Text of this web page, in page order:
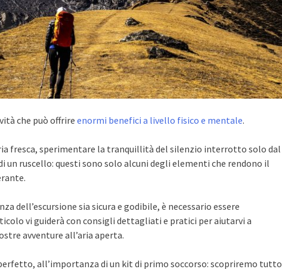
che può offrire enormi benefici a livello fisico e mentale.
fresca, sperimentare la tranquillità del silenzio interrotto solo dal
un ruscello: questi sono solo alcuni degli elementi che rendono il
dell’escursione sia sicura e godibile, è necessario essere
vi guiderà con consigli dettagliati e pratici per aiutarvi a
avventure all’aria aperta.
all’importanza di un kit di primo soccorso: scopriremo tutto